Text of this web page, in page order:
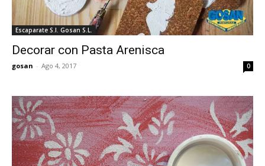
Escaparate S.I. Gosan S.L.
Decorar con Pasta Arenisca
gosan - Ago 4, 2017 0